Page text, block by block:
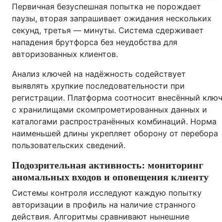
Первичная безуспешная попытка не порождает
паузы, вторая запрашивает ожидания нескольких
секунд, третья — минуты. Система сдерживает
нападения брутфорса без неудобства для
авторизованных клиентов.
Анализ ключей на надёжность содействует
выявлять хрупкие последовательности при
регистрации. Платформа соотносит внесённый ключ
с хранилищами скомпрометированных данных и
каталогами распространённых комбинаций. Норма
наименьшей длины укрепляет оборону от перебора
пользовательских сведений.
Подозрительная активность: мониторинг
аномальных входов и оповещения клиенту
Системы контроля исследуют каждую попытку
авторизации в профиль на наличие странного
действия. Алгоритмы сравнивают нынешние